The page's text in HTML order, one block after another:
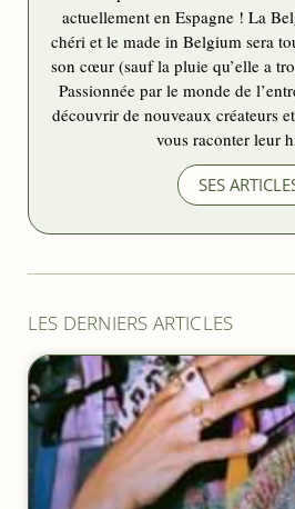
actuellement en Espagne ! La
chéri et le made in Belgium sera
son cœur (sauf la pluie qu’elle a
Passionnée par le monde de
découvrir de nouveaux créateurs
vous raconter leur
SES
LES DERNIERS ARTICLES